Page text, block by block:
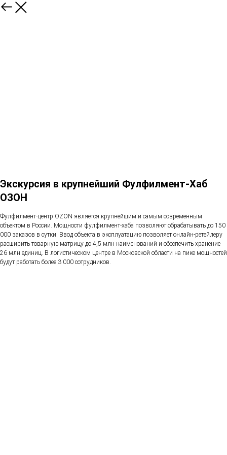
Экскурсия в крупнейший Фулфилмент-Хаб
ОЗОН
Фулфилмент-центр OZON является крупнейшим и самым современным
объектом в России. Мощности фулфилмент-хаба позволяют обрабатывать до 150
000 заказов в сутки. Ввод объекта в эксплуатацию позволяет онлайн-ретейлеру
расширить товарную матрицу до 4,5 млн наименований и обеспечить хранение
26 млн единиц. В логистическом центре в Московской области на пике мощностей
будут работать более 3 000 сотрудников.